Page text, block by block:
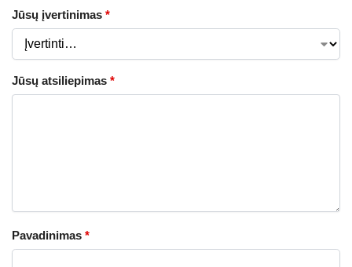
Jūsų įvertinimas *
Jūsų atsiliepimas *
Pavadinimas *